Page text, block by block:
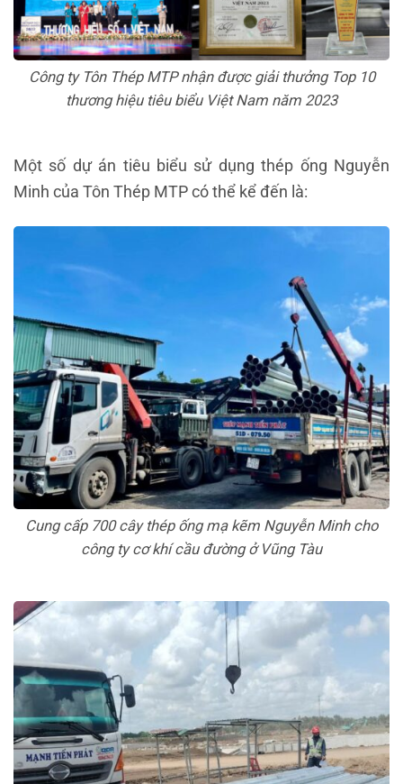
Công ty Tôn Thép MTP nhận được giải thưởng Top 10
thương hiệu tiêu biểu Việt Nam năm 2023
Một số dự án tiêu biểu sử dụng thép ống Nguyễn
Minh của Tôn Thép MTP có thể kể đến là:
Cung cấp 700 cây thép ống mạ kẽm Nguyễn Minh cho
công ty cơ khí cầu đường ở Vũng Tàu